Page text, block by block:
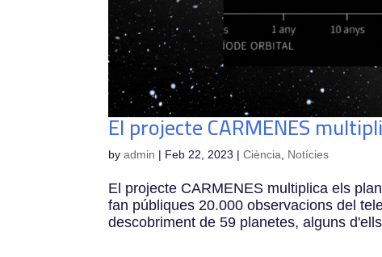
El projecte CARMENES
byadmin | Feb 22, 2023 |Ciència Notícies
El projecte CARMENES multiplica els
fan públiques 20.000 observacions del
descobriment de 59 planetes, alguns